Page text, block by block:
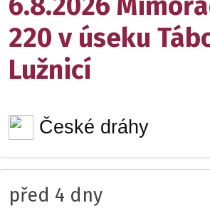
220 v úseku
Lužnicí
České dráhy
před 4 dny